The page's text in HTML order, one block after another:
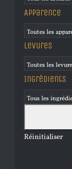
Apparence
Levures
Ingrédients
Réinitialiser